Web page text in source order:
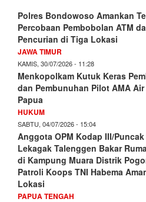
Polres Bondowoso Amankan
Percobaan Pembobolan ATM
Pencurian di Tiga Lokasi
JAWA TIMUR
KAMIS, 30/07/2026 - 11:28
Menkopolkam Kutuk Keras
dan Pembunuhan Pilot AMA
Papua
HUKUM
SABTU, 04/07/2026 - 15:04
Anggota OPM Kodap III/
Lekagak Talenggen Bakar
di Kampung Muara Distrik
Patroli Koops TNI Habema
Lokasi
PAPUA TENGAH